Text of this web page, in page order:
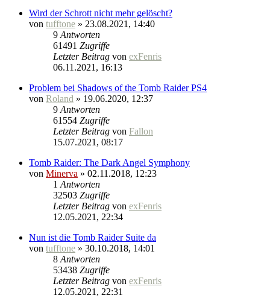
Wird der Schrott nicht mehr gelöscht?
von tufftone » 23.08.2021, 14:40
9 Antworten
61491 Zugriffe
Letzter Beitrag von exFenris
06.11.2021, 16:13
Problem bei Shadows of the Tomb Raider PS4
von Roland » 19.06.2020, 12:37
9 Antworten
61554 Zugriffe
Letzter Beitrag von Fallon
15.07.2021, 08:17
Tomb Raider: The Dark Angel Symphony
von Minerva » 02.11.2018, 12:23
1 Antworten
32503 Zugriffe
Letzter Beitrag von exFenris
12.05.2021, 22:34
Nun ist die Tomb Raider Suite da
von tufftone » 30.10.2018, 14:01
8 Antworten
53438 Zugriffe
Letzter Beitrag von exFenris
12.05.2021, 22:31